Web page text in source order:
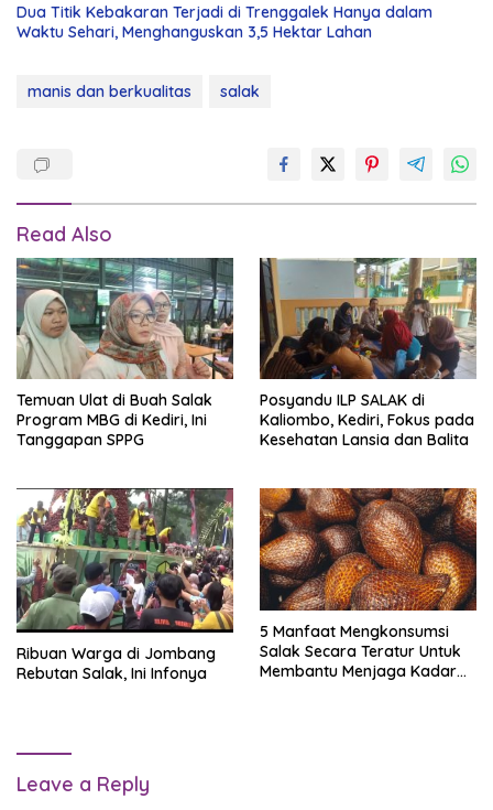
Dua Titik Kebakaran Terjadi di Trenggalek Hanya dalam
Waktu Sehari, Menghanguskan 3,5 Hektar Lahan
manis dan berkualitas salak
Read Also
Temuan Ulat di Buah Salak
Program MBG di Kediri, Ini
Tanggapan SPPG
Posyandu ILP SALAK di
Kaliombo, Kediri, Fokus pada
Kesehatan Lansia dan Balita
Ribuan Warga di Jombang
Rebutan Salak, Ini Infonya
5 Manfaat Mengkonsumsi
Salak Secara Teratur Untuk
Membantu Menjaga Kadar
Leave a Reply